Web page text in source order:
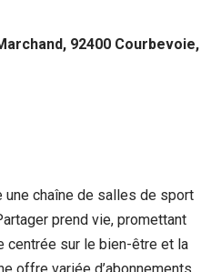
92400 Courbevoie,
chaîne de salles de sport
prend vie, promettant
centrée sur le bien-être et la